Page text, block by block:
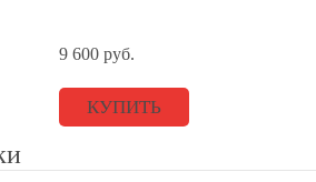
9 600 руб.
КУПИТЬ